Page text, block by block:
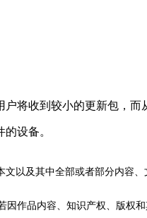
收到较小的更新包，而
设备。
以及其中全部或者部分内容
作品内容、知识产权、版权